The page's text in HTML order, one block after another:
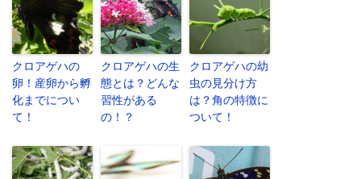
クロアゲハの
卵！産卵から孵
化までについ
て！
クロアゲハの生
態とは？どんな
習性がある
の！？
クロアゲハの幼
虫の見分け方
は？角の特徴に
ついて！